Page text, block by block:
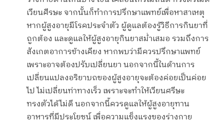
เวียนศีรษะ จากนั้นก็ทำการปรึกษาแพทย์เพื่อหาสาเหตุ
หากผู้สูงอายุมีโรคประจำตัว ผู้ดูแลต้องรู้วิธีการกินยาที่
ถูกต้อง และดูแลให้ผู้สูงอายุกินยาสม่ำเสมอ รวมถึงการ
สังเกตอาการข้างเคียง หากพบว่ามีควรปรึกษาแพทย์
เพราะอาจต้องปรับเปลี่ยนยา นอกจากนี้ในด้านการ
เปลี่ยนแปลงอริยาบถของผู้สูงอายุจะต้องค่อยเป็นค่อย
ไป ไม่เปลี่ยนท่าทางเร็ว เพราะจะทำให้เวียนศรีษะ
ทรงตัวได้ไม่ดี นอกจากนี้ควรดูแลให้ผู้สูงอายุทาน
อาหารที่มีประโยชน์ เพื่อความแข็งแรงของร่างกาย